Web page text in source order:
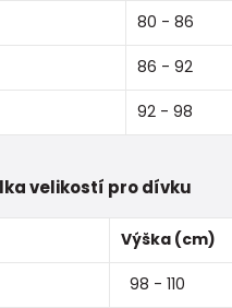
80 - 86
86 - 92
92 - 98
velikostí pro dívku
Výška (cm)
98 - 110